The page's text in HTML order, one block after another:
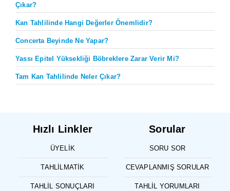
Çıkar?
Kan Tahlilinde Hangi Değerler Önemlidir?
Concerta Beyinde Ne Yapar?
Yassı Epitel Yüksekliği Böbreklere Zarar Verir Mi?
Tam Kan Tahlilinde Neler Çıkar?
Hızlı Linkler
ÜYELIK
TAHLILMATIK
TAHLIL SONUÇLARI
Sorular
SORU SOR
CEVAPLANMIŞ SORULAR
TAHLIL YORUMLARI